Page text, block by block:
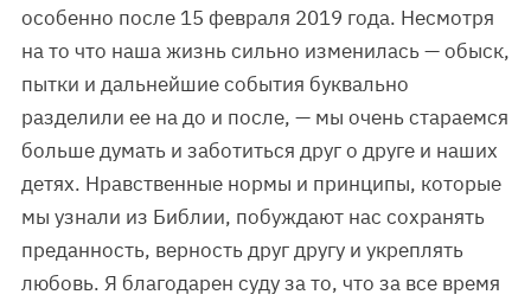
особенно после 15 февраля 2019 года. Несмотря
на то что наша жизнь сильно изменилась — обыск,
пытки и дальнейшие события буквально
разделили ее на до и после, — мы очень стараемся
больше думать и заботиться друг о друге и наших
детях. Нравственные нормы и принципы, которые
мы узнали из Библии, побуждают нас сохранять
преданность, верность друг другу и укреплять
любовь. Я благодарен суду за то, что за все время